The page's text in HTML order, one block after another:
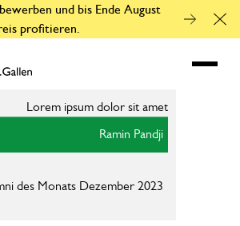
und bis Ende August
profitieren.
Ramin Pandji
des Monats Dezember 2023